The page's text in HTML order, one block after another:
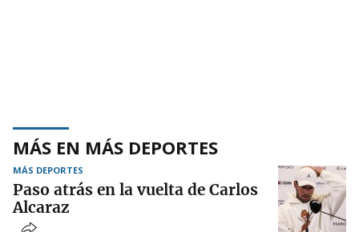
MÁS EN MÁS DEPORTES
MÁS DEPORTES
Paso atrás en la vuelta de Carlos
Alcaraz